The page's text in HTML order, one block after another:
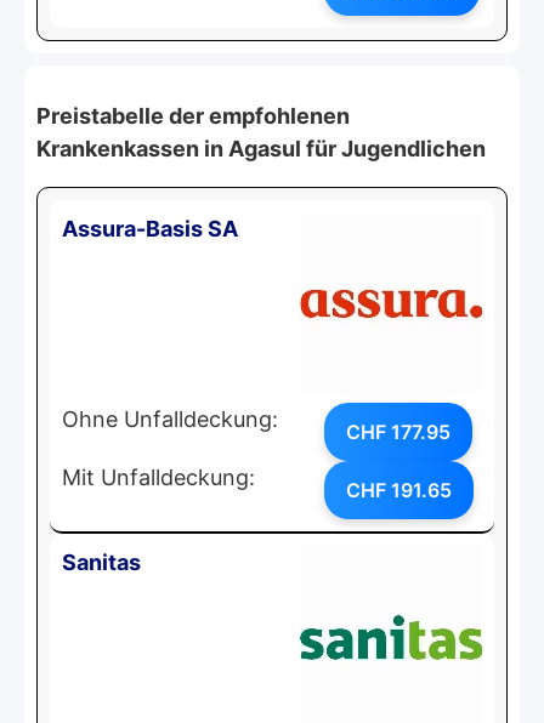
Preistabelle der empfohlenen
Krankenkassen in Agasul für Jugendlichen
Assura-Basis SA
Ohne Unfalldeckung: CHF 177.95
Mit Unfalldeckung: CHF 191.65
Sanitas